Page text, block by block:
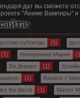
дат вы сможете
"Аниме Вампиры"
субтитры (5)
(1) Непорочная Мария
Ви Дюрант (1)
(1) Rosario +
the Blood (1) Master